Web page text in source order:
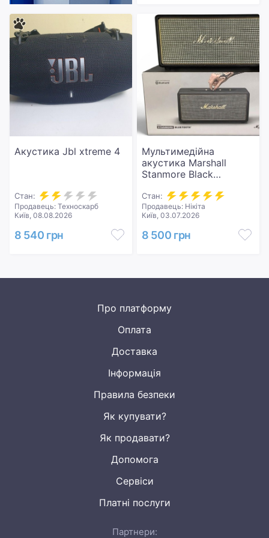
Акустика Jbl xtreme 4
Стан:
Продавець: Техноскарб
Київ, 08.08.2026
8 540 грн
Мультимедійна
акустика Marshall
Stanmore Black
Стан:
Продавець: Нікіта
Київ, 03.07.2026
8 500 грн
Про платформу
Оплата
Доставка
Інформація
Правила безпеки
Як купувати?
Як продавати?
Допомога
Сервіси
Платні послуги
Партнери: